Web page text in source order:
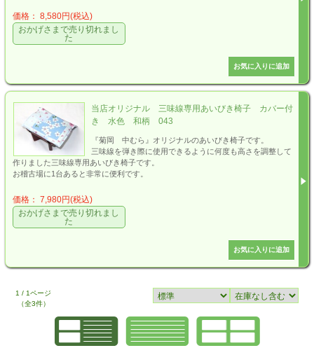
価格： 8,580円(税込)
おかげさまで売り切れまし
た
当店オリジナル 三味線専用あいびき椅子 カバー付
き 水色 和柄 043
『菊岡 中むら』オリジナルのあいびき椅子です。
三味線を弾き際に使用できるように何度も高さを調整して
作りました三味線専用あいびき椅子です。
お稽古場に1台あると非常に便利です。
価格： 7,980円(税込)
おかげさまで売り切れまし
た
1 / 1ページ
（全3件）